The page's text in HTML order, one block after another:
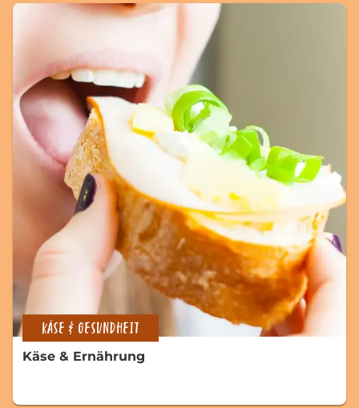
KÄSE & GESUNDHEIT
Käse & Ernährung